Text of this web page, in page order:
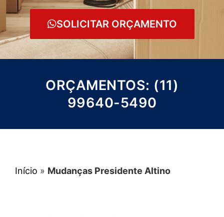
SOLICITAR ORÇAMENTO
ORÇAMENTOS: (11)
99640-5490
Início » Mudanças Presidente Altino